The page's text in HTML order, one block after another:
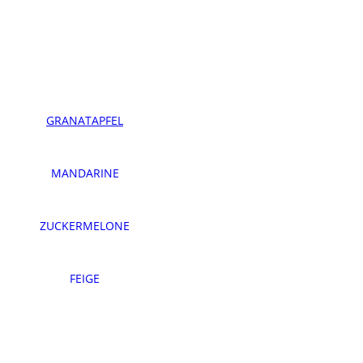
GRANATAPFEL
MANDARINE
ZUCKERMELONE
FEIGE